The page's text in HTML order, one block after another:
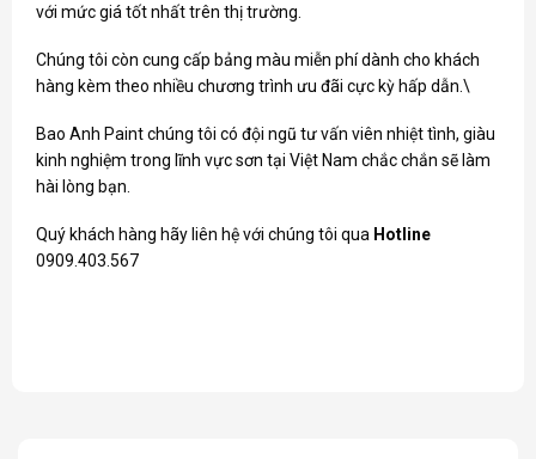
với mức giá tốt nhất trên thị trường.
Chúng tôi còn cung cấp bảng màu miễn phí dành cho khách
hàng kèm theo nhiều chương trình ưu đãi cực kỳ hấp dẫn.\
Bao Anh Paint chúng tôi có đội ngũ tư vấn viên nhiệt tình, giàu
kinh nghiệm trong lĩnh vực sơn tại Việt Nam chắc chắn sẽ làm
hài lòng bạn.
Quý khách hàng hãy liên hệ với chúng tôi qua Hotline
0909.403.567